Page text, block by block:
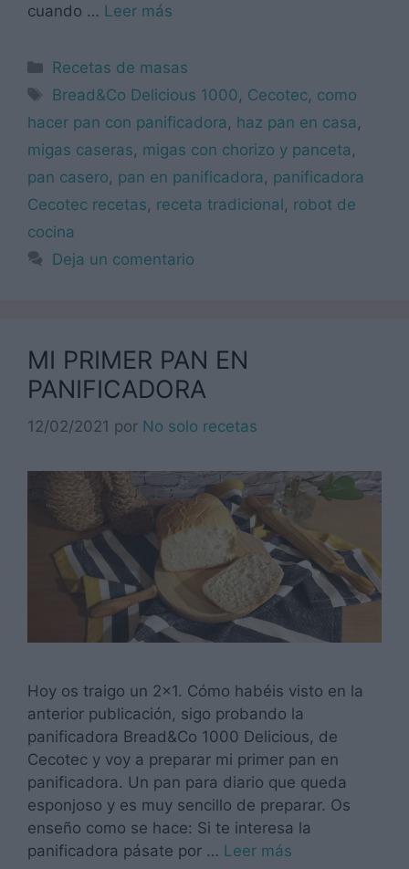
cuando … Leer más
Categorías
Recetas de masas
Etiquetas
Bread&Co Delicious 1000, Cecotec, como
hacer pan con panificadora , haz pan en casa ,
migas caseras, migas con chorizo y panceta ,
pan casero, pan en panificadora , panificadora
Cecotec recetas, receta tradicional, robot de
cocina
Deja un comentario
MI PRIMER PAN EN
PANIFICADORA
12/02/2021 por No solo recetas
Hoy os traigo un 2×1. Cómo habéis visto en la
anterior publicación, sigo probando la
panificadora Bread&Co 1000 Delicious, de
Cecotec y voy a preparar mi primer pan en
panificadora. Un pan para diario que queda
esponjoso y es muy sencillo de preparar. Os
enseño como se hace: Si te interesa la
panificadora pásate por … Leer más